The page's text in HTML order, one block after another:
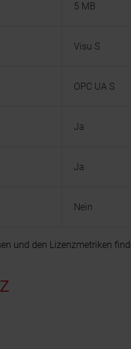
5 MB
Visu S
OPC UA S
Ja
Ja
Nein
und den Lizenzmetriken